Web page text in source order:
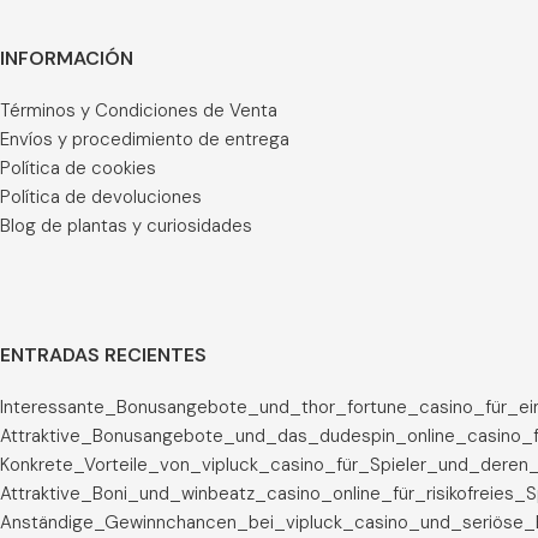
INFORMACIÓN
Términos y Condiciones de Venta
Envíos y procedimiento de entrega
Política de cookies
Política de devoluciones
Blog de plantas y curiosidades
ENTRADAS RECIENTES